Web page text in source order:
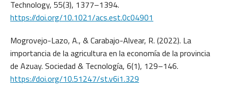
Technology, 55(3), 1377–1394.
https://doi.org/10.1021/acs.est.0c04901
Mogrovejo-Lazo, A., & Carabajo-Alvear, R. (2022). La
importancia de la agricultura en la economía de la provincia
de Azuay. Sociedad & Tecnología, 6(1), 129–146.
https://doi.org/10.51247/st.v6i1.329